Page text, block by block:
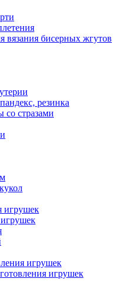
вязания бисерных жгутов
резинка
со стразами
игрушек
игрушек
игрушек